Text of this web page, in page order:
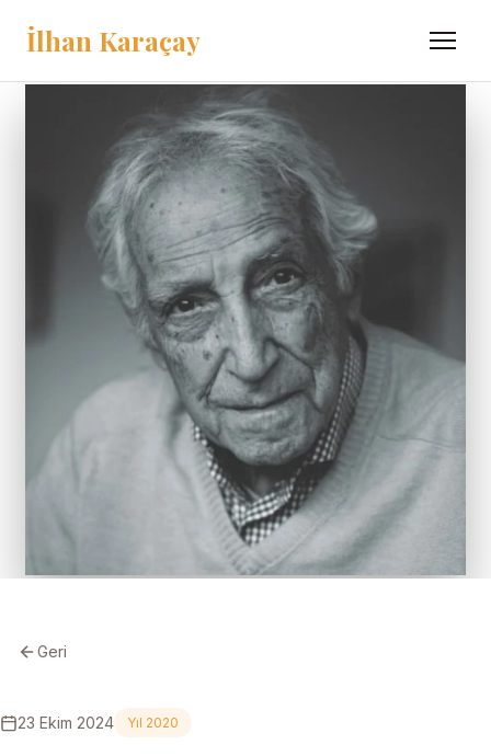
İlhan Karaçay Menü
Geri
23 Ekim 2024 Yıl 2020